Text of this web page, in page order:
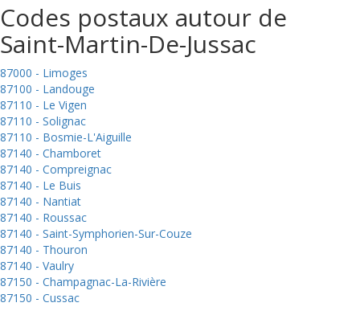
Codes postaux autour de
Saint-Martin-De-Jussac
87000 - Limoges
87100 - Landouge
87110 - Le Vigen
87110 - Solignac
87110 - Bosmie-L'Aiguille
87140 - Chamboret
87140 - Compreignac
87140 - Le Buis
87140 - Nantiat
87140 - Roussac
87140 - Saint-Symphorien-Sur-Couze
87140 - Thouron
87140 - Vaulry
87150 - Champagnac-La-Rivière
87150 - Cussac